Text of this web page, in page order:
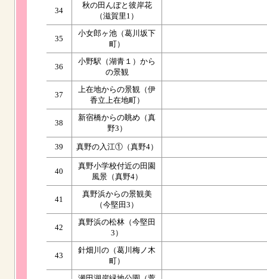
34
秋の田んぼと彼岸花
（滋賀里1）
35
小女郎ヶ池（葛川坂下
町）
36
小野駅（湖青１）から
の景観
37
上在地からの景観（伊
香立上在地町）
38
新宿橋からの眺め（真
野3）
39 真野の入江①（真野4）
40
真野小学校付近の田園
風景（真野4）
41
真野浜からの景観美
（今堅田3）
42
真野浜の松林（今堅田
3）
43
針畑川の（葛川梅ノ木
町）